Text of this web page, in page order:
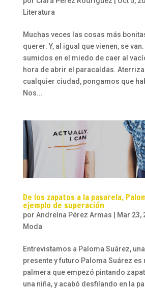
Literatura
Muchas veces las cosas más
querer. Y, al igual que vienen, se
sumidos en el miedo de caer al
hora de abrir el paracaídas.
cualquier ciudad, pongamos que
Nos...
De los zapatos a la pasarela,
ejemplo de superación
por Andreína Pérez Armas Mar 23,
Moda
Entrevistamos a Paloma Suárez,
presente y futuro Paloma Suárez es
palmera que empezó pintando
una niña, y acabó desfilando en la